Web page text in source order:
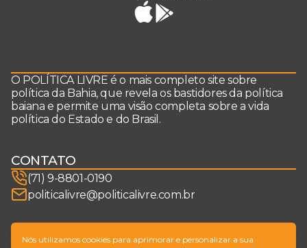
O POLÍTICA LIVRE é o mais completo site sobre
política da Bahia, que revela os bastidores da política
baiana e permite uma visão completa sobre a vida
política do Estado e do Brasil.
CONTATO
(71) 9-8801-0190
politicalivre@politicalivre.com.br
SIGA-NOS
Nós utilizamos cookies para aprimorar e personalizar a sua